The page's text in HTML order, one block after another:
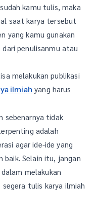
kamu tulis, maka
saat karya tersebut
yang kamu gunakan
penulisanmu atau
melakukan publikasi
ilmiah yang harus
sebenarnya tidak
adalah
agar ide-ide yang
baik. Selain itu, jangan
melakukan
tulis karya ilmiah